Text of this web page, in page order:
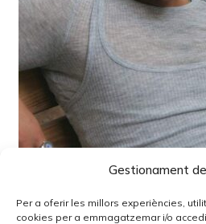
Gestionament
Per a oferir les millors experiències,
cookies per a emmagatzemar i/o